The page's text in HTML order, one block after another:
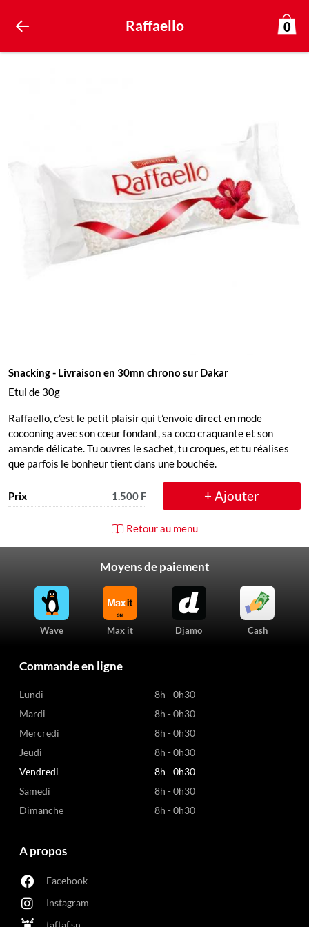
Raffaello 0
Snacking- Livraison en 30mn chrono sur Dakar
Etui de 30g
Raffaello, c’est le petit plaisir qui t’envoie direct en mode
cocooning avec son cœur fondant, sa coco craquante et son
amande délicate. Tu ouvres le sachet, tu croques, et tu réalises
que parfois le bonheur tient dans une bouchée.
Prix 1.500 F + Ajouter
Retour au menu
Moyens de paiement
Wave Max it Djamo Cash
Commande en ligne
Lundi
8h - 0h30
Mardi
8h - 0h30
Mercredi
8h - 0h30
Jeudi
8h - 0h30
Vendredi
8h - 0h30
Samedi
8h - 0h30
Dimanche
8h - 0h30
A propos
Facebook
Instagram
taftaf.sn